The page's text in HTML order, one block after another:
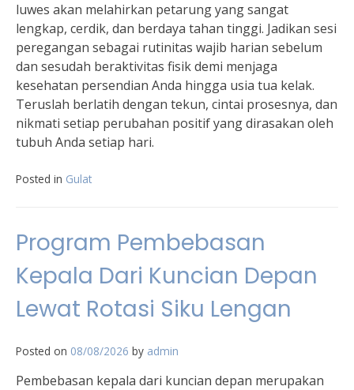
luwes akan melahirkan petarung yang sangat
lengkap, cerdik, dan berdaya tahan tinggi. Jadikan sesi
peregangan sebagai rutinitas wajib harian sebelum
dan sesudah beraktivitas fisik demi menjaga
kesehatan persendian Anda hingga usia tua kelak.
Teruslah berlatih dengan tekun, cintai prosesnya, dan
nikmati setiap perubahan positif yang dirasakan oleh
tubuh Anda setiap hari.
Posted in Gulat
Program Pembebasan
Kepala Dari Kuncian Depan
Lewat Rotasi Siku Lengan
Posted on 08/08/2026 by admin
Pembebasan kepala dari kuncian depan merupakan